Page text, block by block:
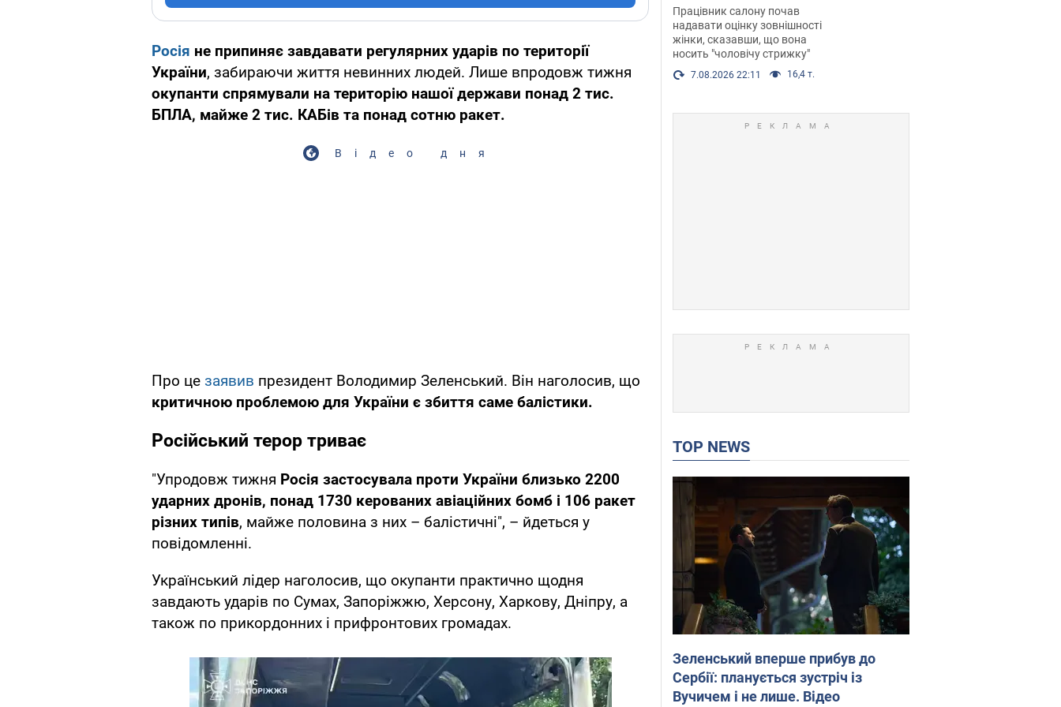
Росія не припиняє завдавати регулярних ударів по території
України, забираючи життя невинних людей. Лише впродовж тижня
окупанти спрямували на територію нашої держави понад 2 тис.
БПЛА, майже 2 тис. КАБів та понад сотню ракет.
Відео дня
Про це заявив президент Володимир Зеленський. Він наголосив, що
критичною проблемою для України є збиття саме балістики.
Російський терор триває
"Упродовж тижня Росія застосувала проти України близько 2200
ударних дронів, понад 1730 керованих авіаційних бомб і 106 ракет
різних типів, майже половина з них – балістичні", – йдеться у
повідомленні.
Український лідер наголосив, що окупанти практично щодня
завдають ударів по Сумах, Запоріжжю, Херсону, Харкову, Дніпру, а
також по прикордонних і прифронтових громадах.
після хімієтерапії,
розгорівся скандал.
Фото
Працівник салону почав
надавати оцінку зовнішності
жінки, сказавши, що вона
носить "чоловічу стрижку"
7.08.2026 22:11 16,4 т.
TOP NEWS
Зеленський вперше прибув до
Сербії: планується зустріч із
Вучичем і не лише. Відео